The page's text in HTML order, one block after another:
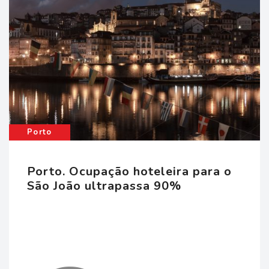
em
Porto
Porto. Ocupação hoteleira para o
São João ultrapassa 90%